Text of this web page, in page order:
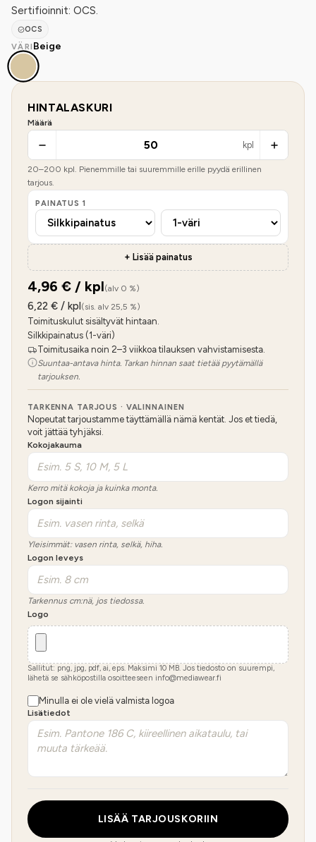
Sertifioinnit: OCS.
OCS
VÄRI Beige
HINTALASKURI
Määrä
kpl
20–200 kpl. Pienemmille tai suuremmille erille pyydä erillinen
tarjous.
PAINATUS 1
+ Lisää painatus
4,96 € / kpl(alv 0 %)
6,22 € / kpl(sis. alv 25,5 %)
Toimituskulut sisältyvät hintaan.
Silkkipainatus (1-väri)
Toimitusaika noin 2–3 viikkoa tilauksen vahvistamisesta.
Suuntaa-antava hinta. Tarkan hinnan saat tietää pyytämällä
tarjouksen.
TARKENNA TARJOUS · VALINNAINEN
Nopeutat tarjoustamme täyttämällä nämä kentät. Jos et tiedä,
voit jättää tyhjäksi.
Kokojakauma
Kerro mitä kokoja ja kuinka monta.
Logon sijainti
Yleisimmät: vasen rinta, selkä, hiha.
Logon leveys
Tarkennus cm:nä, jos tiedossa.
Logo
Sallitut: png, jpg, pdf, ai, eps. Maksimi 10 MB. Jos tiedosto on suurempi,
lähetä se sähköpostilla osoitteeseen info@mediawear.fi
Minulla ei ole vielä valmista logoa
Lisätiedot
LISÄÄ TARJOUSKORIIN